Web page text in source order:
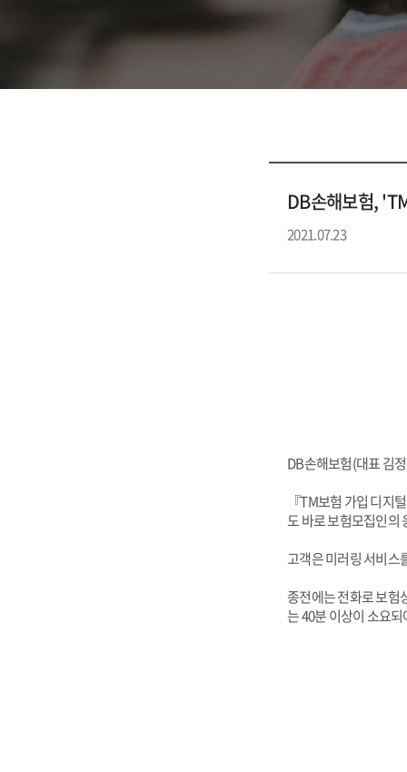
DB손해보험,
2021.07.23
DB손해보험(대표 김
『TM보험 가입 디지
도 바로 보험모집인의
고객은 미러링 서비스
종전에는 전화로 보험
는 40분 이상이 소요